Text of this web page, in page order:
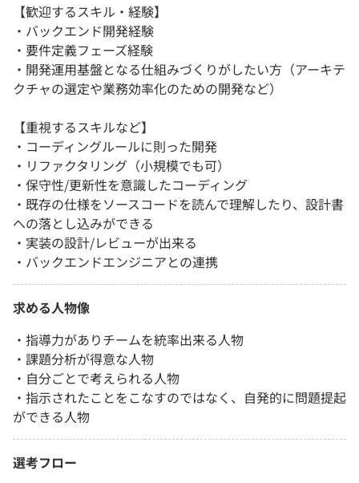
【歓迎するスキル・経験】
・バックエンド開発経験
・要件定義フェーズ経験
・開発運用基盤となる仕組みづくりがしたい方（アーキテ
クチャの選定や業務効率化のための開発など）
【重視するスキルなど】
・コーディングルールに則った開発
・リファクタリング（小規模でも可）
・保守性/更新性を意識したコーディング
・既存の仕様をソースコードを読んで理解したり、設計書
への落とし込みができる
・実装の設計/レビューが出来る
・バックエンドエンジニアとの連携
求める人物像
・指導力がありチームを統率出来る人物
・課題分析が得意な人物
・自分ごとで考えられる人物
・指示されたことをこなすのではなく、自発的に問題提起
ができる人物
選考フロー